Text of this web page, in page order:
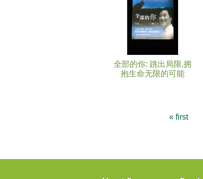
全部的你: 跳出局限,拥
抱生命无限的可能
« first